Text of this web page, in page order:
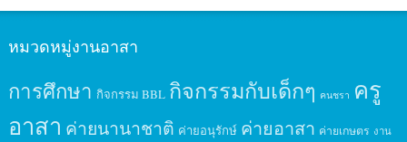
หมวดหมู่งานอาสา
การศึกษา กิจกรรม BBL กิจกรรมกับเด็กๆ คนชรา ครู
อาสา ค่ายนานาชาติ ค่ายอนุรักษ์ ค่ายอาสา ค่ายเกษตร งาน